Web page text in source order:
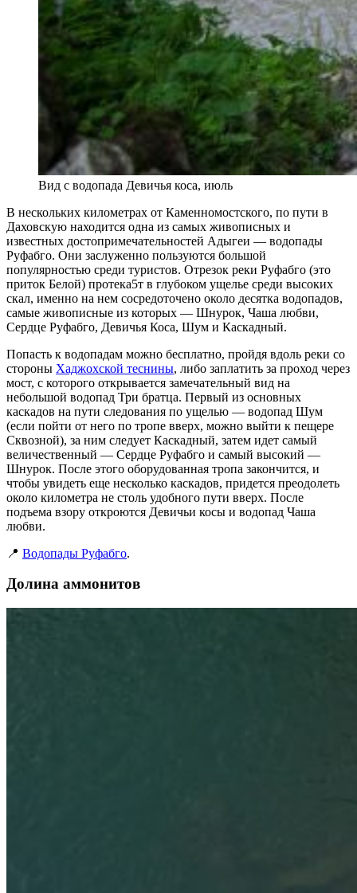
Вид с водопада Девичья коса, июль
В нескольких километрах от Каменномостского, по пути в
Даховскую находится одна из самых живописных и
известных достопримечательностей Адыгеи — водопады
Руфабго. Они заслуженно пользуются большой
популярностью среди туристов. Отрезок реки Руфабго (это
приток Белой) протека5т в глубоком ущелье среди высоких
скал, именно на нем сосредоточено около десятка водопадов,
самые живописные из которых — Шнурок, Чаша любви,
Сердце Руфабго, Девичья Коса, Шум и Каскадный.
Попасть к водопадам можно бесплатно, пройдя вдоль реки со
стороны Хаджохской теснины, либо заплатить за проход через
мост, с которого открывается замечательный вид на
небольшой водопад Три братца. Первый из основных
каскадов на пути следования по ущелью — водопад Шум
(если пойти от него по тропе вверх, можно выйти к пещере
Сквозной), за ним следует Каскадный, затем идет самый
величественный — Сердце Руфабго и самый высокий —
Шнурок. После этого оборудованная тропа закончится, и
чтобы увидеть еще несколько каскадов, придется преодолеть
около километра не столь удобного пути вверх. После
подъема взору откроются Девичьи косы и водопад Чаша
любви.
📍 Водопады Руфабго.
Долина аммонитов